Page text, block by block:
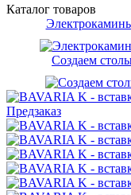
Каталог товаров
Создаем
Предзаказ